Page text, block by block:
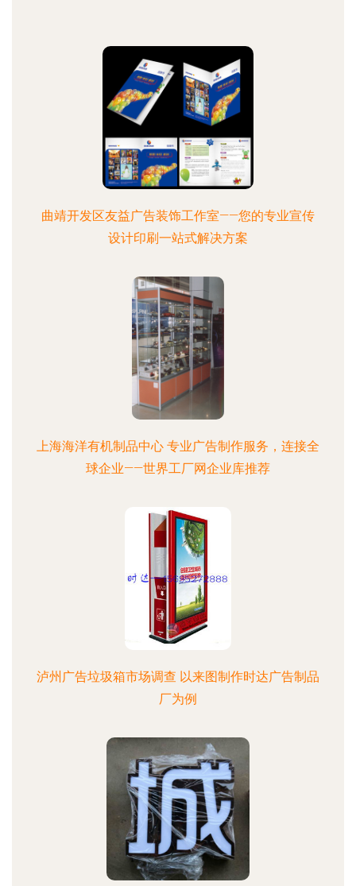
曲靖开发区友益广告装饰工作室——您的专业宣传
设计印刷一站式解决方案
上海海洋有机制品中心 专业广告制作服务，连接全
球企业——世界工厂网企业库推荐
泸州广告垃圾箱市场调查 以来图制作时达广告制品
厂为例